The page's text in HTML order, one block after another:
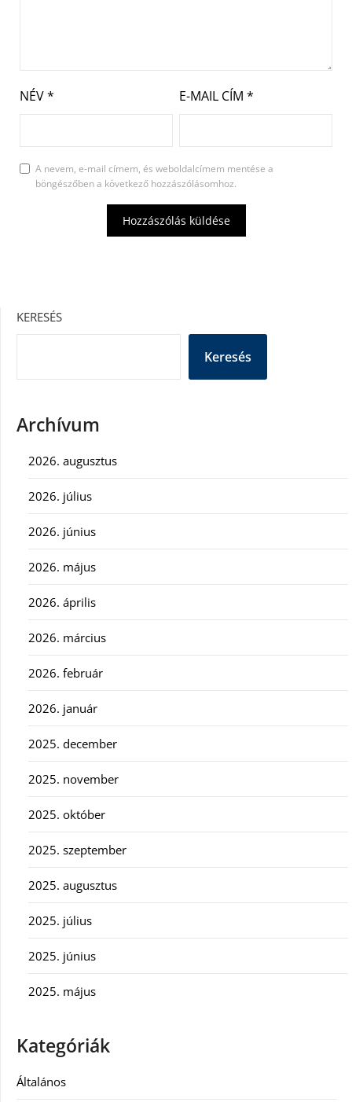
NÉV* E-MAIL CÍM *
A nevem, e-mail címem, és weboldalcímem mentése a
böngészőben a következő hozzászólásomhoz.
KERESÉS
Keresés
Archívum
2026. augusztus
2026. július
2026. június
2026. május
2026. április
2026. március
2026. február
2026. január
2025. december
2025. november
2025. október
2025. szeptember
2025. augusztus
2025. július
2025. június
2025. május
Kategóriák
Általános